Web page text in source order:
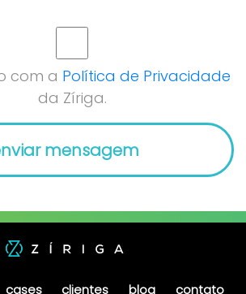
com a Política de Privacidade
da Zíriga.
cases clientes blog contato